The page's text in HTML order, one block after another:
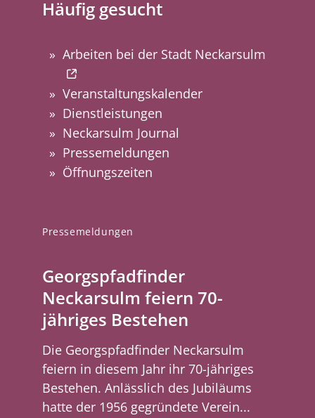
Pressemeldungen
Georgspfadfinder
Neckarsulm feiern 70-
jähriges Bestehen
Die Georgspfadfinder Neckarsulm
feiern in diesem Jahr ihr 70-jähriges
Bestehen. Anlässlich des Jubiläums
hatte der 1956 gegründete Verein...
Häufig gesucht
Arbeiten bei der Stadt Neckarsulm
Veranstaltungskalender
Dienstleistungen
Neckarsulm Journal
Pressemeldungen
Öffnungszeiten